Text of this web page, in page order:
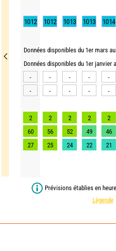
1012 1012 1013 1013 1014
Données disponibles du 1er mars
Données disponibles du 1er janvier
-
- - - -
-
- - - -
2 2 2 2 2
60
56 52 49 46
27
25 24 22 21
Prévisions établies en
Légende